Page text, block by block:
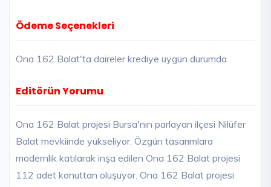
Ödeme Seçenekleri
Ona 162 Balat'ta daireler krediye uygun durumda.
Editörün Yorumu
Ona 162 Balat projesi Bursa'nın parlayan ilçesi Nilüfer
Balat mevkiinde yükseliyor. Özgün tasarımlara
modernlik katılarak inşa edilen Ona 162 Balat projesi
112 adet konuttan oluşuyor. Ona 162 Balat projesi